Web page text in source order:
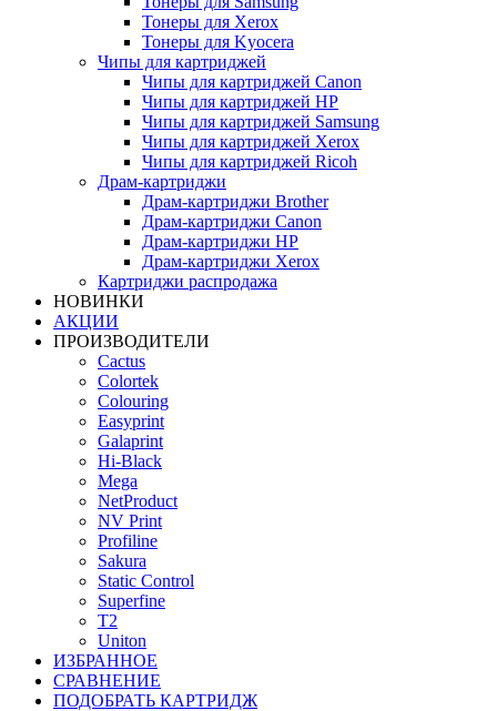
Тонеры для Xerox
Тонеры для Kyocera
Чипы для картриджей
Чипы для картриджей Canon
Чипы для картриджей HP
Чипы для картриджей Samsung
Чипы для картриджей Xerox
Чипы для картриджей Ricoh
Драм-картриджи
Драм-картриджи Brother
Драм-картриджи Canon
Драм-картриджи HP
Драм-картриджи Xerox
Картриджи распродажа
НОВИНКИ
АКЦИИ
ПРОИЗВОДИТЕЛИ
Cactus
Colortek
Colouring
Easyprint
Galaprint
Hi-Black
Mega
NetProduct
NV Print
Profiline
Sakura
Static Control
Superfine
T2
Uniton
ИЗБРАННОЕ
СРАВНЕНИЕ
ПОДОБРАТЬ КАРТРИДЖ